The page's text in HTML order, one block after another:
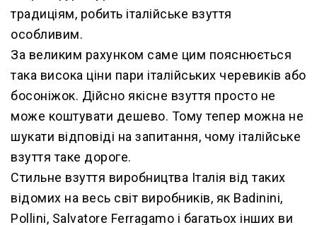
традиціям, робить італійське взуття
особливим.
За великим рахунком саме цим пояснюється
така висока ціни пари італійських черевиків або
босоніжок. Дійсно якісне взуття просто не
може коштувати дешево. Тому тепер можна не
шукати відповіді на запитання, чому італійське
взуття таке дороге.
Стильне взуття виробництва Італія від таких
відомих на весь світ виробників, як Badinini,
Pollini, Salvatore Ferragamo і багатьох інших ви